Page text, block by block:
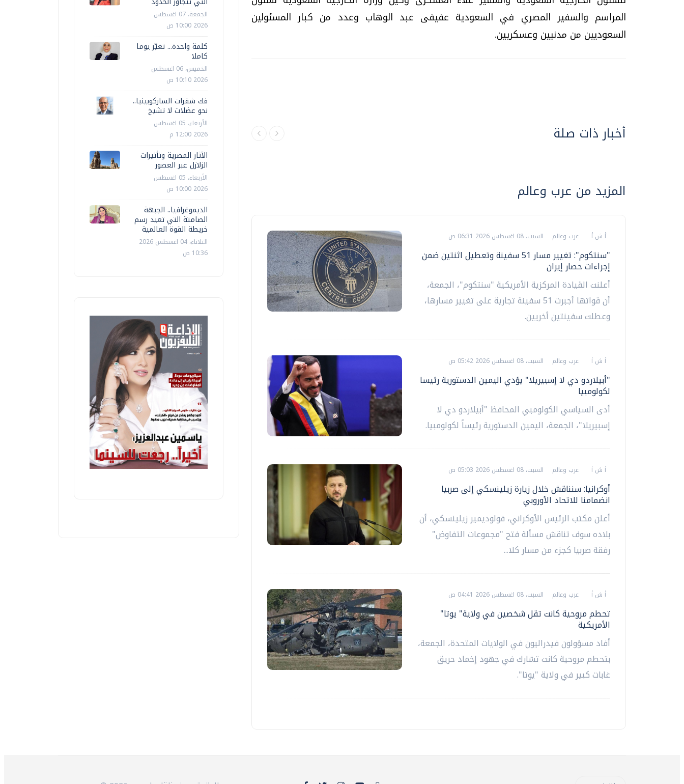
المراسم والسفير المصري في السعودية عفيفى عبد الوهاب وعدد من كبار المسئولين
السعوديين من مدنيين وعسكريين.
أخبار ذات صلة
المزيد من عرب وعالم
أ ش أ عرب وعالم السبت، 08 اغسطس 2026 06:31 ص
"سنتكوم": تغيير مسار 51 سفينة وتعطيل اثنتين ضمن
إجراءات حصار إيران
أعلنت القيادة المركزية الأمريكية "سنتكوم"، الجمعة،
أن قواتها أجبرت 51 سفينة تجارية على تغيير مسارها،
وعطلت سفينتين أخريين.
أ ش أ عرب وعالم السبت، 08 اغسطس 2026 05:42 ص
"أبيلاردو دي لا إسبيريلا" يؤدي اليمين الدستورية رئيسا
لكولومبيا
أدى السياسي الكولومبي المحافظ "أبيلاردو دي لا
إسبيريلا"، الجمعة، اليمين الدستورية رئيساً لكولومبيا.
أ ش أ عرب وعالم السبت، 08 اغسطس 2026 05:03 ص
أوكرانيا: سنناقش خلال زيارة زيلينسكي إلى صربيا
انضمامنا للاتحاد الأوروبي
أعلن مكتب الرئيس الأوكراني، فولوديمير زيلينسكي، أن
بلاده سوف تناقش مسألة فتح "مجموعات التفاوض"
رفقة صربيا كجزء من مسار كلا...
أ ش أ عرب وعالم السبت، 08 اغسطس 2026 04:41 ص
تحطم مروحية كانت تقل شخصين في ولاية" يوتا"
الأمريكية
أفاد مسؤولون فيدراليون في الولايات المتحدة، الجمعة،
بتحطم مروحية كانت تشارك في جهود إخماد حريق
غابات كبير في ولاية "يوتا".
الجمعة، 07 اغسطس
2026 10:00 ص
كلمة واحدة... تغيّر يوما
كاملا
الخميس، 06 اغسطس
2026 10:10 ص
فك شفرات الساركوبينيا..
نحو عضلات لا تشيخ
الأربعاء، 05 اغسطس
2026 12:00 م
الآثار المصرية وتأثيرات
الزلازل عبر العصور
الأربعاء، 05 اغسطس
2026 10:00 ص
الديموغرافيا.. الجبهة
الصامتة التي تعيد رسم
خريطة القوة العالمية
الثلاثاء، 04 اغسطس 2026
10:36 ص